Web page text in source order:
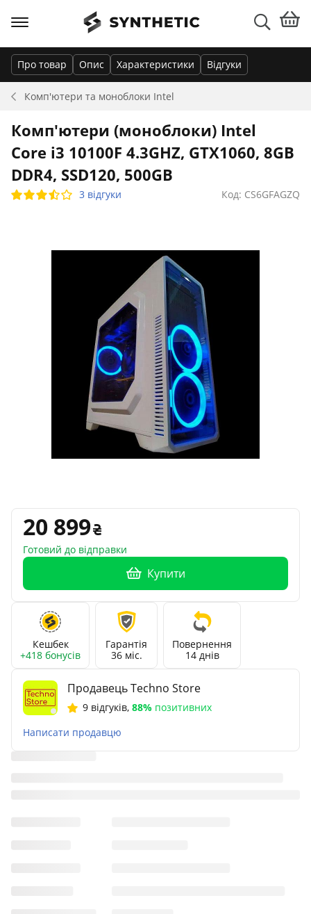
Комп'ютери та моноблоки Intel
Про товар Опис Характеристики Відгуки
Комп'ютери (моноблоки) Intel
Core i3 10100F 4.3GHZ, GTX1060, 8GB
DDR4, SSD120, 500GB
3 відгуки Код: CS6GFAGZQ
20 899
Готовий до відправки
Купити
Кешбек
+418 бонусів
Гарантія
36 міс.
Повернення
14 днів
Продавець Techno Store
9 відгуків, 88% позитивних
Написати продавцю